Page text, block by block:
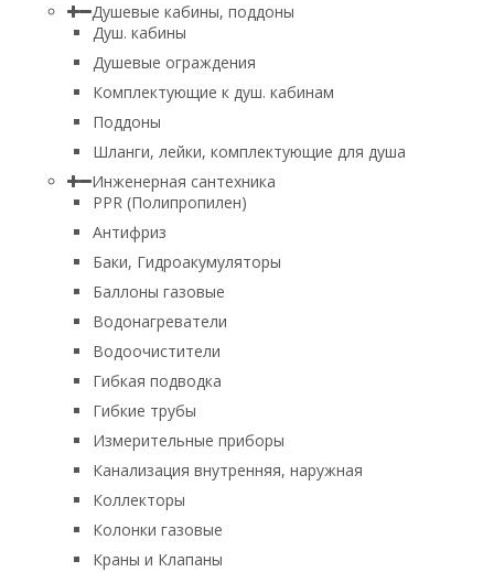
Душевые кабины, поддоны
Душ. кабины
Душевые ограждения
Комплектующие к душ. кабинам
Поддоны
Шланги, лейки, комплектующие для душа
Инженерная сантехника
PPR (Полипропилен)
Антифриз
Баки, Гидроакумуляторы
Баллоны газовые
Водонагреватели
Водоочистители
Гибкая подводка
Гибкие трубы
Измерительные приборы
Канализация внутренняя, наружная
Коллекторы
Колонки газовые
Краны и Клапаны